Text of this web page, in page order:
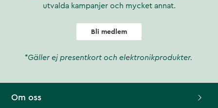
utvalda kampanjer och mycket annat.
Bli medlem
*Gäller ej presentkort och elektronikprodukter.
Om oss